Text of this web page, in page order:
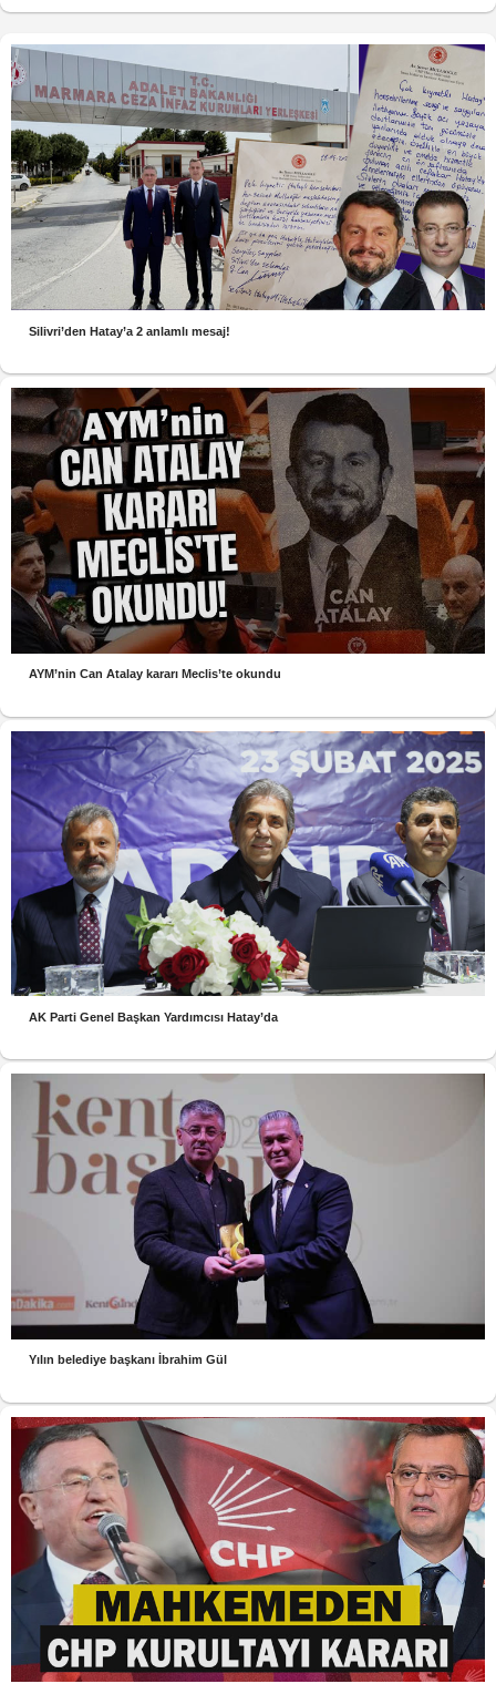
Silivri’den Hatay’a 2 anlamlı mesaj!
AYM’nin Can Atalay kararı Meclis’te okundu
AK Parti Genel Başkan Yardımcısı Hatay’da
Yılın belediye başkanı İbrahim Gül